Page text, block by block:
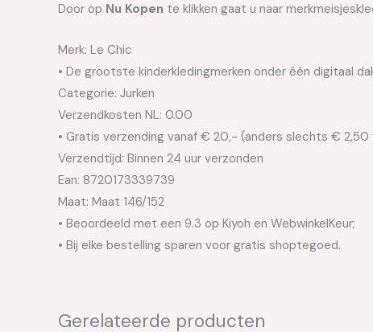
Door op Nu Kopen te klikken gaat u naar
Merk: Le Chic
• De grootste kinderkledingmerken onder één digitaal
Categorie: Jurken
Verzendkosten NL: 0.00
• Gratis verzending vanaf € 20,- (anders slechts € 2,50
Verzendtijd: Binnen 24 uur verzonden
Ean: 8720173339739
Maat: Maat 146/152
• Beoordeeld met een 9.3 op Kiyoh en WebwinkelKeur;
• Bij elke bestelling sparen voor gratis shoptegoed.
Gerelateerde producten